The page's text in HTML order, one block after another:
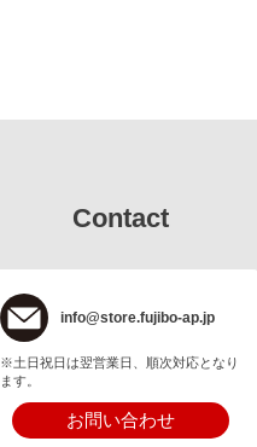
Contact
info@store.fujibo-ap.jp
※土日祝日は翌営業日、順次対応となり
ます。
お問い合わせ